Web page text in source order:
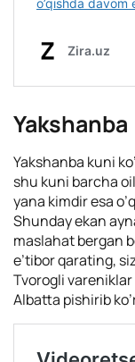
Yakshanba
Yakshanba kuni
shu kuni barcha
yana kimdir esa
Shunday ekan
maslahat bergan
e’tibor qarating,
Tvorogli
Albatta pishirib